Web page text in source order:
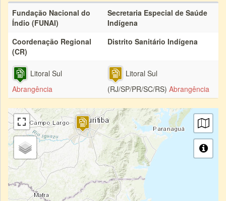
Fundação Nacional do
Índio (FUNAI)
Secretaria Especial de Saúde
Indígena
Coordenação Regional
(CR)
Distrito Sanitário Indígena
Litoral Sul
Abrangência
Litoral Sul
(RJ/SP/PR/SC/RS) Abrangência